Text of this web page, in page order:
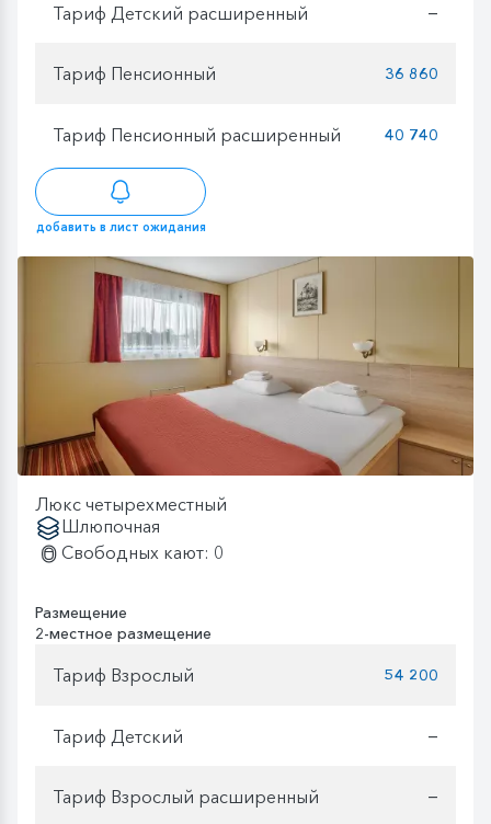
Тариф Детский расширенный —
Тариф Пенсионный 36 860
Тариф Пенсионный расширенный 40 740
добавить в лист ожидания
Люкс четырехместный
Шлюпочная
Свободных кают: 0
Размещение
2-местное размещение
Тариф Взрослый 54 200
Тариф Детский —
Тариф Взрослый расширенный —